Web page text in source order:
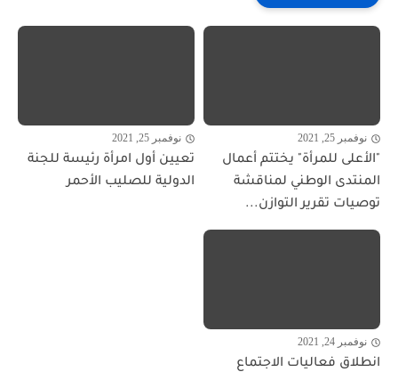
نوفمبر 25, 2021
"الأعلى للمرأة" يختتم أعمال
المنتدى الوطني لمناقشة
توصيات تقرير التوازن...
نوفمبر 25, 2021
تعيين أول امرأة رئيسة للجنة
الدولية للصليب الأحمر
نوفمبر 24, 2021
انطلاق فعاليات الاجتماع